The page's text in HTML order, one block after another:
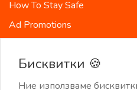
How To Stay Safe
Ad Promotions
Държави
Карта на сайта
Бисквитки 🍪
Ние използваме